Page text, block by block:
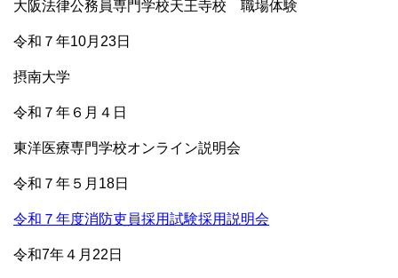
大阪法律公務員専門学校天王寺校 職場体験
令和７年10月23日
摂南大学
令和７年６月４日
東洋医療専門学校オンライン説明会
令和７年５月18日
令和７年度消防吏員採用試験採用説明会
令和7年４月22日